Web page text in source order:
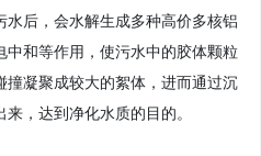
后，会水解生成多种高价多核铝
和等作用，使污水中的胶体颗粒
凝聚成较大的絮体，进而通过沉
，达到净化水质的目的。